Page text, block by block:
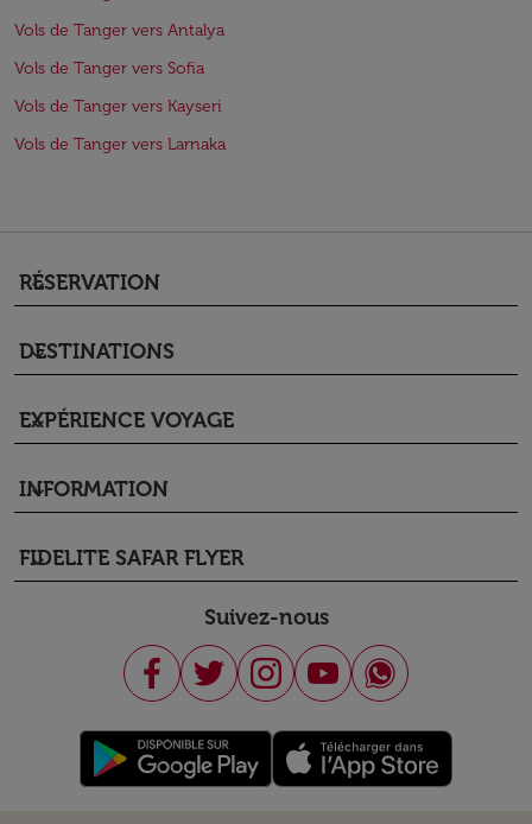
Vols de Tanger vers Antalya
Vols de Tanger vers Sofia
Vols de Tanger vers Kayseri
Vols de Tanger vers Larnaka
RÉSERVATION
keyboard_arrow_down
DESTINATIONS
keyboard_arrow_down
EXPÉRIENCE VOYAGE
keyboard_arrow_down
INFORMATION
keyboard_arrow_down
FIDELITE SAFAR FLYER
keyboard_arrow_down
Suivez-nous